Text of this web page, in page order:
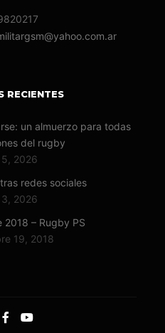
RECIENTES
un almuerzo para todas
del rugby
2026
redes sociales
2026
2018 – Rugby PS
19, 2018